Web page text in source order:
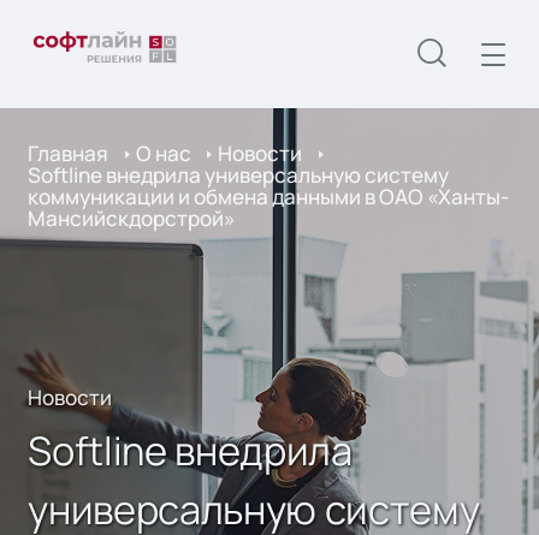
Главная О нас Новости
Softline внедрила универсальную систему
коммуникации и обмена данными в ОАО «Ханты-
Мансийскдорстрой»
Новости
Softline внедрила
универсальную систему